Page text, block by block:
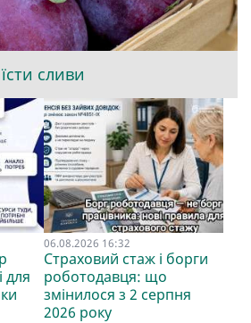
сливи
для
06.08.2026 16:32
Страховий стаж і борги
роботодавця: що
змінилося з 2 серпня
2026 року